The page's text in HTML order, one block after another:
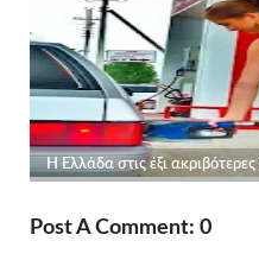
Post A Comment: 0